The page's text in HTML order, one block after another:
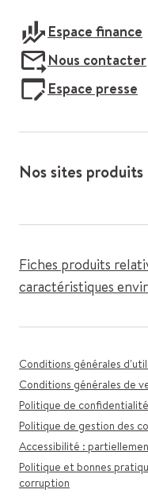
Espace finance
Nous contacter
Espace presse
Nos sites produits
Fiches produits
caractéristiques
Conditions générales
Conditions générales de
Politique de confidentialité
Politique de gestion des
Accessibilité :
Politique et bonnes
corruption